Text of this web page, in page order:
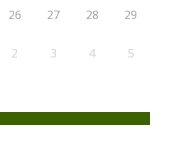
26 27 28 29
2 3 4 5